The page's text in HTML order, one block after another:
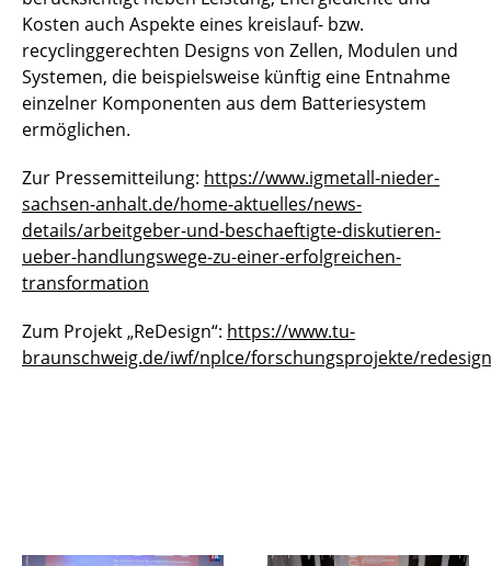
Kosten auch Aspekte eines kreislauf- bzw.
recyclinggerechten Designs von Zellen, Modulen und
Systemen, die beispielsweise künftig eine Entnahme
einzelner Komponenten aus dem Batteriesystem
ermöglichen.
Zur Pressemitteilung: https://www.igmetall-nieder-
sachsen-anhalt.de/home-aktuelles/news-
details/arbeitgeber-und-beschaeftigte-diskutieren-
ueber-handlungswege-zu-einer-erfolgreichen-
transformation
Zum Projekt „ReDesign“: https://www.tu-
braunschweig.de/iwf/nplce/forschungsprojekte/redesign